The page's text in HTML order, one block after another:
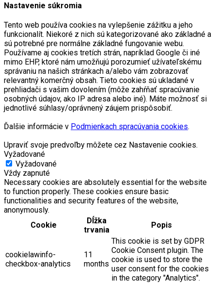
Nastavenie súkromia
Tento web používa cookies na vylepšenie zážitku a jeho
funkcionalít. Niekoré z nich sú kategorizované ako základné a
sú potrebné pre normálne základné fungovanie webu.
Používame aj cookies tretích strán, napríklad Google či iné
mimo EHP, ktoré nám umožňujú porozumieť užívateľskému
správaniu na našich stránkach a/alebo vám zobrazovať
relevantný komerčný obsah. Tieto cookies sú ukladané v
prehliadači s vašim dovolením (môže zahŕňať spracúvanie
osobných údajov, ako IP adresa alebo iné). Máte možnosť si
jednotlivé súhlasy/oprávnený záujem prispôsobiť.
Ďalšie informácie v Podmienkach spracúvania cookies.
Upraviť svoje predvoľby môžete cez Nastavenie cookies.
Vyžadované
Vyžadované
Vždy zapnuté
Necessary cookies are absolutely essential for the website
to function properly. These cookies ensure basic
functionalities and security features of the website,
anonymously.
Cookie
Dĺžka
trvania
Popis
cookielawinfo-
checkbox-analytics
11
months
This cookie is set by GDPR
Cookie Consent plugin. The
cookie is used to store the
user consent for the cookies
in the category "Analytics".